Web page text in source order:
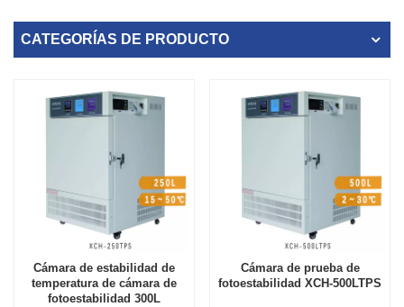
CATEGORÍAS DE PRODUCTO
Cámara de estabilidad de
temperatura de cámara de
fotoestabilidad 300L
Cámara de prueba de
fotoestabilidad XCH-500LTPS